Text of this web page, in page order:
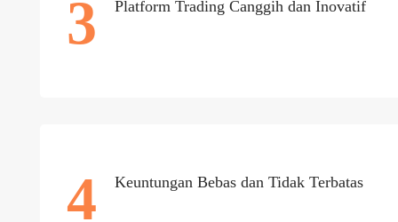
3 Platform Trading Canggih dan Inovatif
4 Keuntungan Bebas dan Tidak Terbatas